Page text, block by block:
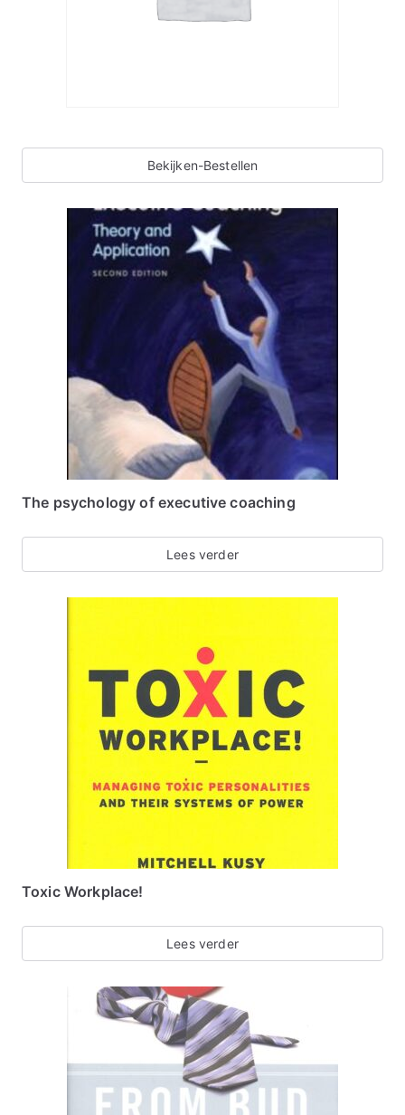
Bekijken-Bestellen
The psychology of executive coaching
Lees verder
Toxic Workplace!
Lees verder